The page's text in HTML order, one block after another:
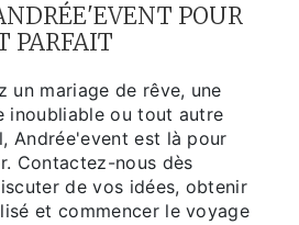
POUR
PARFAIT
un mariage de rêve, une
inoubliable ou tout autre
Andrée'event est là pour
Contactez-nous dès
de vos idées, obtenir
et commencer le voyage